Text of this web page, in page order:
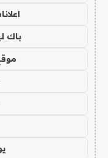
باك